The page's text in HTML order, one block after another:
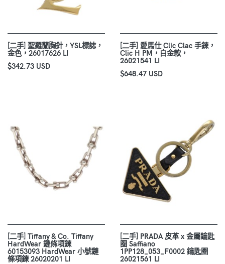
[二手] 聖羅蘭胸針，YSL標誌，
金色，26017626 LI
$342.73 USD
[二手] 愛馬仕 Clic Clac 手鍊，
Clic H PM，白金款，
26021541 LI
$648.47 USD
[二手] Tiffany & Co. Tiffany
HardWear 鏈條項鍊
60153093 HardWear 小號鏈
條項鍊 26020201 LI
[二手] PRADA 皮革 x 金屬鑰匙
圈 Saffiano
1PP128_053_F0002 鑰匙圈
26021561 LI